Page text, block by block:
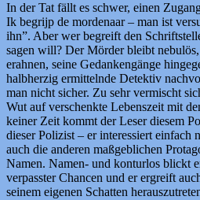
In der Tat fällt es schwer, einen
Ik begrijp de mordenaar – man ist
ihn”. Aber wer begreift den
sagen will? Der Mörder bleibt
erahnen, seine Gedankengänge
halbherzig ermittelnde Detektiv
man nicht sicher. Zu sehr vermischt
Wut auf verschenkte Lebenszeit mit
keiner Zeit kommt der Leser diesem
dieser Polizist – er interessiert einfach
auch die anderen maßgeblichen
Namen. Namen- und konturlos blickt
verpasster Chancen und er ergreift
seinem eigenen Schatten